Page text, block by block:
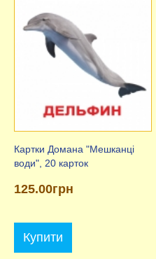
Картки Домана "Мешканці
води", 20 карток
125.00грн
Купити